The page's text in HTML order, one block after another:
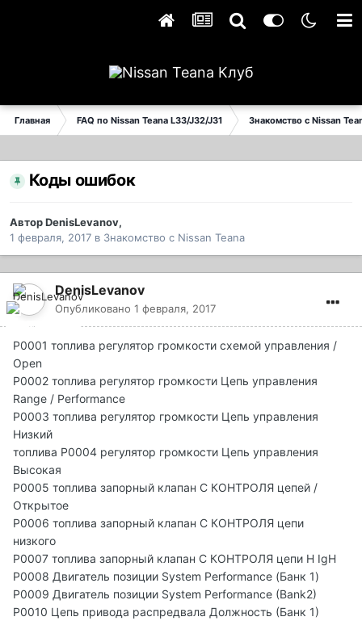
Главная FAQ по Nissan Teana L33/J32/J31 Знакомство с Nissan
Коды ошибок
АвторDenisLevanov,
1 февраля, 2017 в Знакомство с Nissan Teana
DenisLevanov
Опубликовано 1 февраля, 2017
P0001 топлива регулятор громкости схемой управления /
Open
P0002 топлива регулятор громкости Цепь управления
Range / Performance
P0003 топлива регулятор громкости Цепь управления
Низкий
топлива P0004 регулятор громкости Цепь управления
Высокая
P0005 топлива запорный клапан С КОНТРОЛЯ цепей /
Открытое
P0006 топлива запорный клапан С КОНТРОЛЯ цепи
низкого
P0007 топлива запорный клапан С КОНТРОЛЯ цепи H IgH
P0008 Двигатель позиции System Performance (Банк 1)
P0009 Двигатель позиции System Performance (Bank2)
P0010 Цепь привода распредвала Должность (Банк 1)